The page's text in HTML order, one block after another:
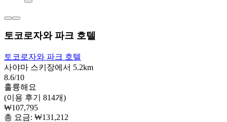
토코로자와 파크 호텔
토코로자와 파크 호텔
사야마 스키장에서 5.2km
8.6/10
훌륭해요
(이용 후기 814개)
₩107,795
총 요금: ₩131,212